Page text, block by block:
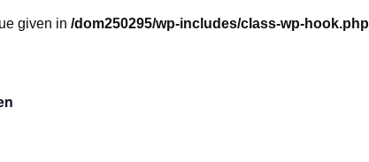
given in /dom250295/wp-includes/class-wp-hook.php